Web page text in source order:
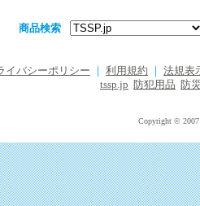
商品検索
イバシーポリシー 利用規約
法規表
tssp.jp
防犯用品 防
Copyright © 2007